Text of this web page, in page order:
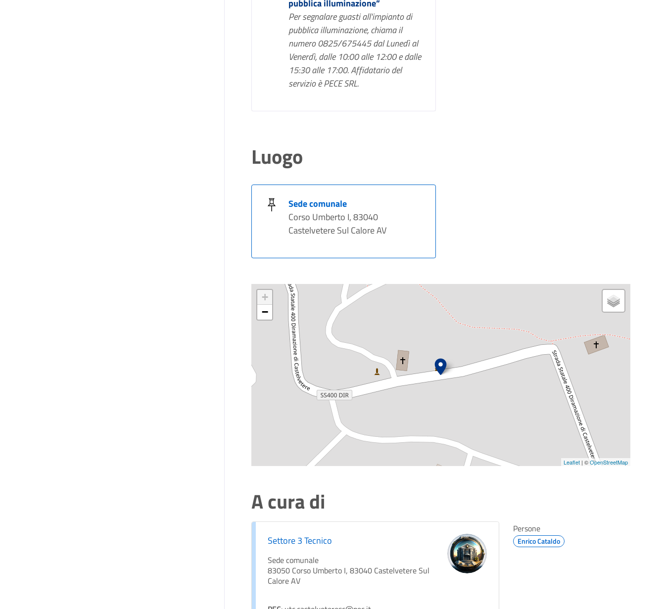
pubblica illuminazione”
Per segnalare guasti all'impianto di
pubblica illuminazione, chiama il
numero 0825/675445 dal Lunedì al
Venerdì, dalle 10:00 alle 12:00 e dalle
15:30 alle 17:00. Affidatario del
servizio è PECE SRL.
Luogo
Sede comunale
Corso Umberto I, 83040
Castelvetere Sul Calore AV
+
−
Leaflet| ©OpenStreetMap
A cura di
Settore 3 Tecnico
Sede comunale
83050 Corso Umberto I, 83040 Castelvetere Sul
Calore AV
Persone
Enrico Cataldo